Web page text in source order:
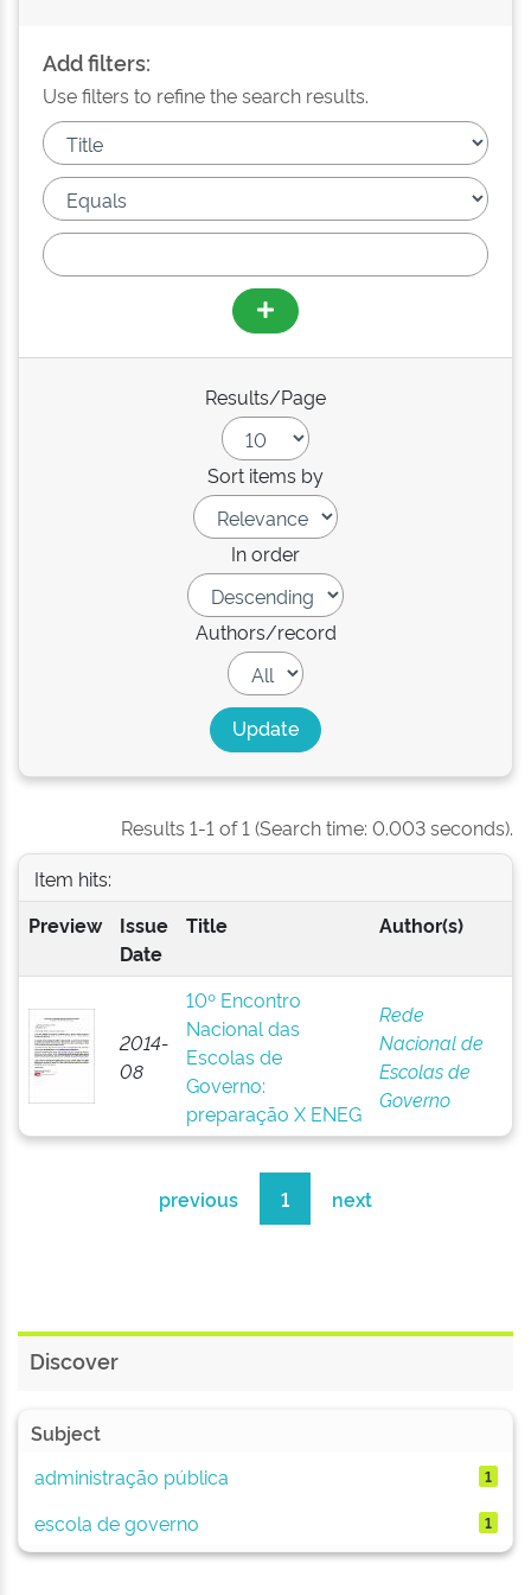
Add filters:
Use filters to refine the search results.
Results/Page
Sort items by
In order
Authors/record
Results 1-1 of 1 (Search time: 0.003 seconds).
Item hits:
Preview
Issue
Date
Title Author(s)
2014-
08
10º Encontro
Nacional das
Escolas de
Governo:
preparação X ENEG
Rede
Nacional de
Escolas de
Governo
previous 1 next
Discover
Subject
administração pública
1
escola de governo 1